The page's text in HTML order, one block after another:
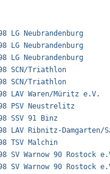
98 LG
98 LG
98 LG
98 SCN/
98 SCN/
98 LAV Waren/
98 PSV
98 SSV
LAV Ribnitz-
98 TSV
Warnow 90
SV Warnow 90